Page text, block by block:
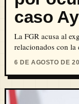
caso
La FGR acusa al
relacionados con la
6 DE AGOSTO DE